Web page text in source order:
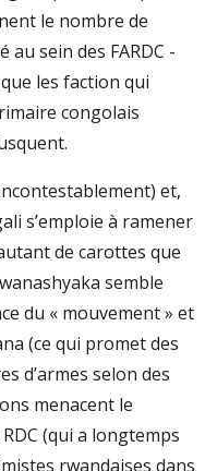
le nombre de
sein des FARDC -
les faction qui
congolais
et,
s’emploie à ramener
de carottes que
semble
du « mouvement » et
(ce qui promet des
d’armes selon des
menacent le
(qui a longtemps
rwandaises dans